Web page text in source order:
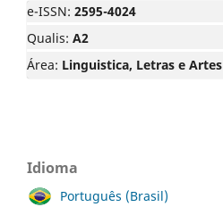
e-ISSN: 2595-4024
Qualis: A2
Área: Linguistica, Letras e Artes
Idioma
Português (Brasil)